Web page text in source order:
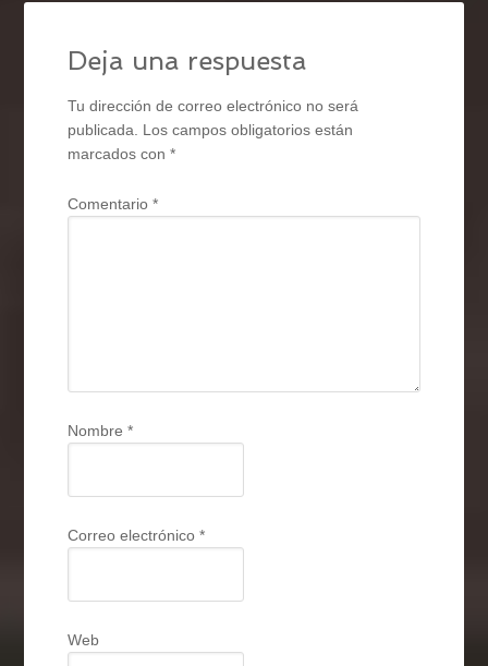
Deja una respuesta
Tu dirección de correo electrónico no será
publicada.
Los campos obligatorios están
marcados con*
Comentario*
Nombre*
Correo electrónico*
Web